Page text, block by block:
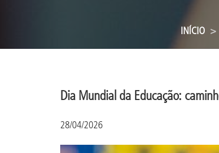
INÍCIO
Dia Mundial da Educação:
28/04/2026